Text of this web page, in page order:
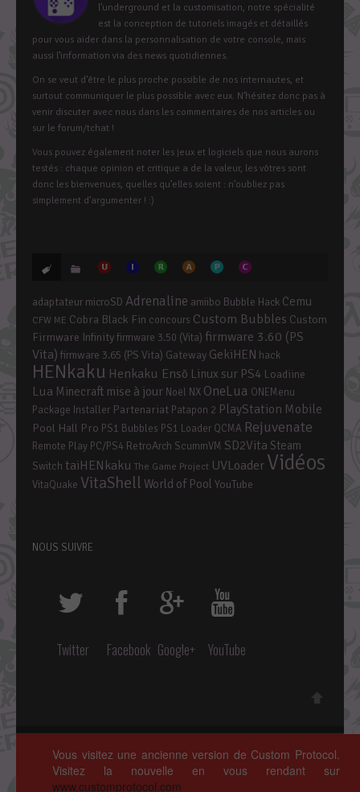
l’underground et la customisation, notre spécialité
est la conception de tutoriels imagés et détaillés
pour vous aider dans la personnalisation de votre console, mais
aussi l’information via des news quotidiennes.
On se veut d’être le plus proche possible de nos internautes, et
surtout communiquer le plus possible avec eux. N’hésitez donc pas à
venir discuter avec nous dans les commentaires de nos articles ou
sur le forum/tchat !
Vous pouvez également noter les jeux et logiciels que nous aurons
testés : chaque opinion et critique a de la valeur, les vôtres sont
donc les bienvenues, quelles qu’elles soient : n’oubliez pas
simplement d’argumenter ! :)
adaptateur microSD Adrenaline amiibo Bubble Hack Cemu
CFW ME Cobra Black Fin concours Custom Bubbles Custom
Firmware Infinityfirmware 3.50 (Vita) firmware 3.60 (PS
Vita) firmware 3.65 (PS Vita) Gateway GekiHEN hack
HENkaku Henkaku Ensō Linux sur PS4 Loadiine
Lua Minecraft mise à jour Noël NX OneLua ONEMenu
Package Installer Partenariat Patapon 2 PlayStation Mobile
Pool Hall Pro PS1 Bubbles PS1 Loader QCMA Rejuvenate
Remote Play PC/PS4 RetroArch ScummVM SD2Vita Steam
Switch taiHENkaku The Game Project UVLoader Vidéos
VitaQuake VitaShell World of Pool YouTube
NOUS SUIVRE
Twitter Facebook Google+ YouTube
Copyright © 2014 ~ 2026 • Custom Protocol, Tous droits réservés.
Polices de caractères par
Google Fonts. Icônes parFontello.
Vous visitez une ancienne version de Custom Protocol.
Visitez la nouvelle en vous rendant sur
www.customprotocol.com